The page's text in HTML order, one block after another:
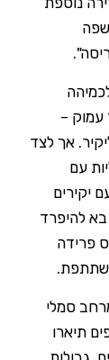
עמוק –
אך לצד
עם
יקירים
להיפרד
פרידה
סמלי
תיארו